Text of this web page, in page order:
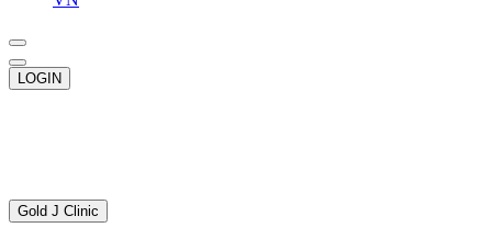
LOGIN
Gold J Clinic